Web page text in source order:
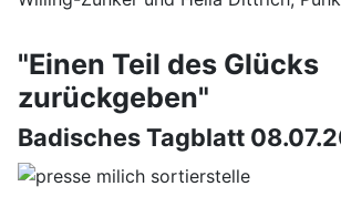
"Einen Teil des Glücks
zurückgeben"
Badisches Tagblatt